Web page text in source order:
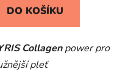
DO KOŠÍKU
Collagenpower pro
pleť